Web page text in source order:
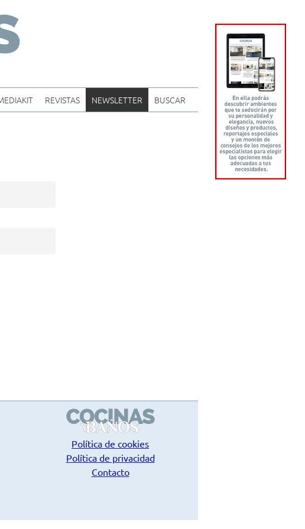
REVISTAS NEWSLETTER BUSCAR
Política de cookies
Política de privacidad
Contacto